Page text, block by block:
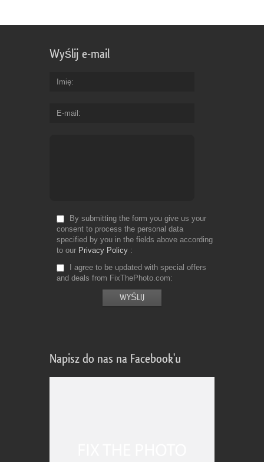
Wyślij e-mail
Imię
E-mail
By submitting the form you give us your
consent to process the personal data
specified by you in the fields above according
to our Privacy Policy
I agree to be updated with special offers
and deals from FixThePhoto.com
Napisz do nas na Facebook'u